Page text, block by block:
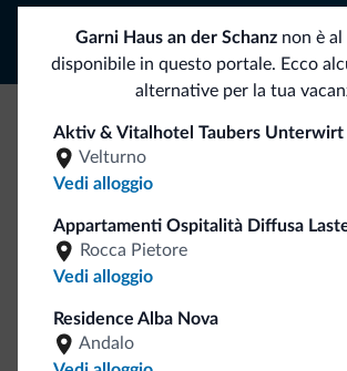
Garni Haus an der Schanz non è
disponibile in questo portale. Ecco
alternative per la tua
Aktiv & Vitalhotel Taubers Unterwirt
Velturno
Vedi alloggio
Appartamenti Ospitalità Diffusa
Rocca Pietore
Vedi alloggio
Residence Alba Nova
Andalo
Be Original, scopri la nuova
Ce l'avete chiesto in tanti. Ecco la nuova